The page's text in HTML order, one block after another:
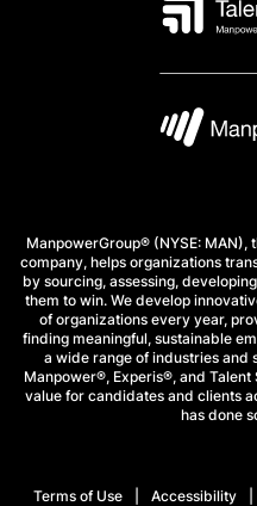
ManpowerGroup® (NYSE:
company, helps organizations
by sourcing, assessing,
them to win. We develop
of organizations every year,
finding meaningful, sustainable
a wide range of industries and
Manpower®, Experis®, and
value for candidates and clients
has done
Terms of Use Accessibility